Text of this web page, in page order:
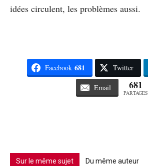
idées circulent, les problèmes aussi.
Facebook 681 Twitter
Email 681
PARTAGES
Sur le même sujet Du même auteur